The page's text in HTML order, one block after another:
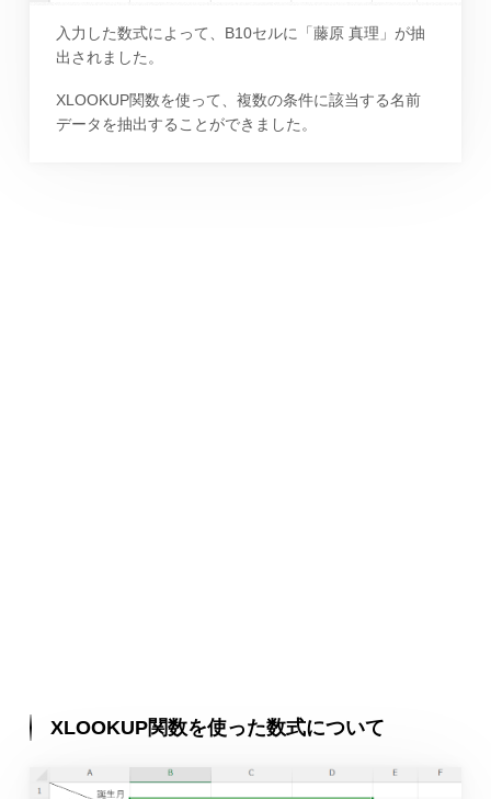
入力した数式によって、B10セルに「藤原 真理」が抽
出されました。
XLOOKUP関数を使って、複数の条件に該当する名前
データを抽出することができました。
XLOOKUP関数を使った数式について